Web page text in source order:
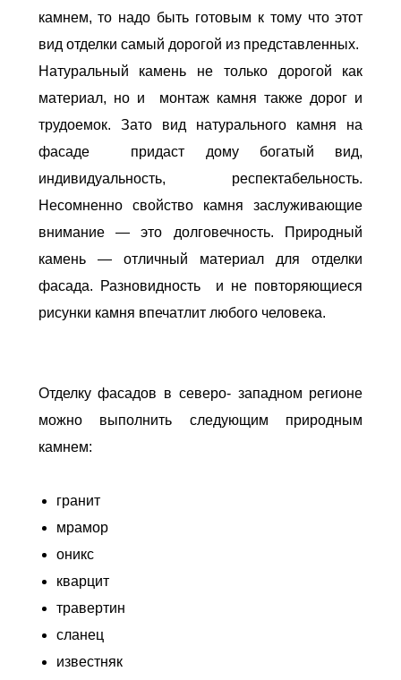
камнем, то надо быть готовым к тому что этот
вид отделки самый дорогой из представленных.
Натуральный камень не только дорогой как
материал, но и монтаж камня также дорог и
трудоемок. Зато вид натурального камня на
фасаде придаст дому богатый вид,
индивидуальность, респектабельность.
Несомненно свойство камня заслуживающие
внимание — это долговечность. Природный
камень — отличный материал для отделки
фасада. Разновидность и не повторяющиеся
рисунки камня впечатлит любого человека.
Отделку фасадов в северо- западном регионе
можно выполнить следующим природным
камнем:
гранит
мрамор
оникс
кварцит
травертин
сланец
известняк